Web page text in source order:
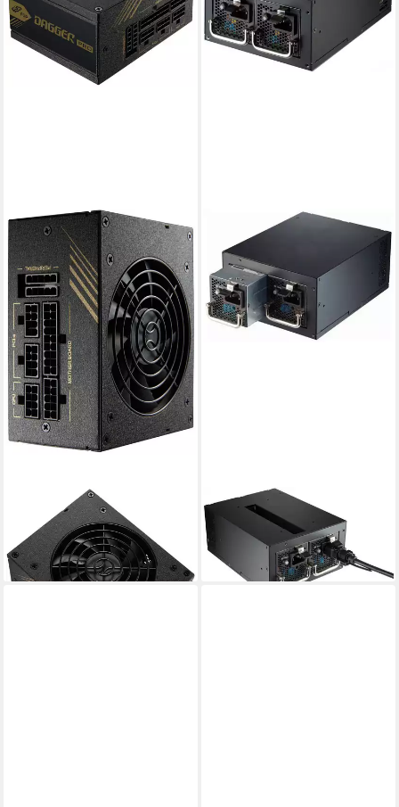
FORTRON
DAGGER PRO 650W Netzteil
ab 133,36 €
lieferbar - in 4-5 Werktagen bei dir
FORTRON
Twins PRO 900W Netzteil
ab 612,96 €
lieferbar - in 4-5 Werktagen bei dir